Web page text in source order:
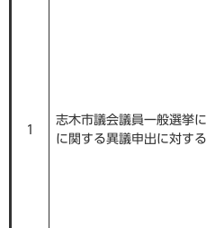
1
志木市議会議員一般選挙
に関する異議申出に対す